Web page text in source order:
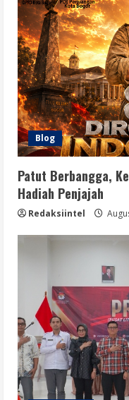
Blog
Patut Berbangga,
Hadiah Penjajah
Redaksiintel